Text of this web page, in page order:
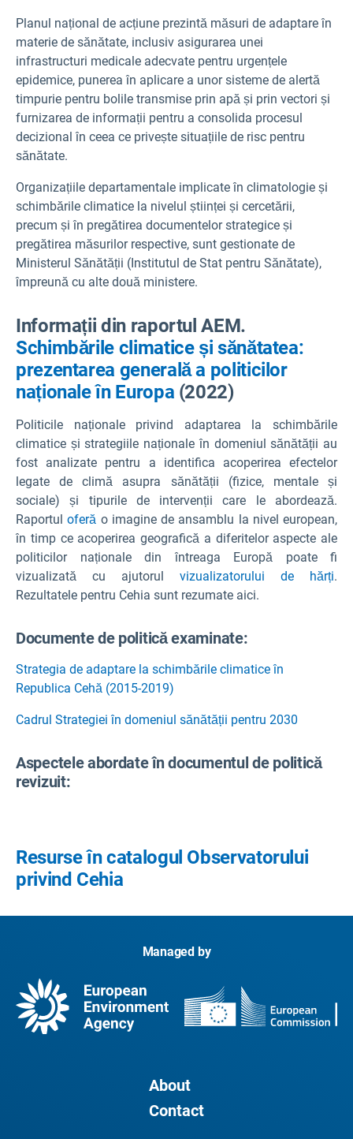
Planul național de acțiune prezintă măsuri de adaptare în
materie de sănătate, inclusiv asigurarea unei
infrastructuri medicale adecvate pentru urgențele
epidemice, punerea în aplicare a unor sisteme de alertă
timpurie pentru bolile transmise prin apă și prin vectori și
furnizarea de informații pentru a consolida procesul
decizional în ceea ce privește situațiile de risc pentru
sănătate.
Organizațiile departamentale implicate în climatologie și
schimbările climatice la nivelul științei și cercetării,
precum și în pregătirea documentelor strategice și
pregătirea măsurilor respective, sunt gestionate de
Ministerul Sănătății (Institutul de Stat pentru Sănătate),
împreună cu alte două ministere.
Informații din raportul AEM.
Schimbările climatice și sănătatea:
prezentarea generală a politicilor
naționale în Europa (2022)
Politicile naționale privind adaptarea la schimbările
climatice și strategiile naționale în domeniul sănătății au
fost analizate pentru a identifica acoperirea efectelor
legate de climă asupra sănătății (fizice, mentale și
sociale) și tipurile de intervenții care le abordează.
Raportuloferă o imagine de ansamblu la nivel european,
în timp ce acoperirea geografică a diferitelor aspecte ale
politicilor naționale din întreaga Europă poate fi
vizualizată cu ajutorul vizualizatorului de hărți.
Rezultatele pentru Cehia sunt rezumate aici.
Documente de politică examinate:
Strategia de adaptare la schimbările climatice în
Republica Cehă (2015-2019)
Cadrul Strategiei în domeniul sănătății pentru 2030
Aspectele abordate în documentul de politică
revizuit:
Resurse în catalogul Observatorului
privind Cehia
Managed by
About
Contact